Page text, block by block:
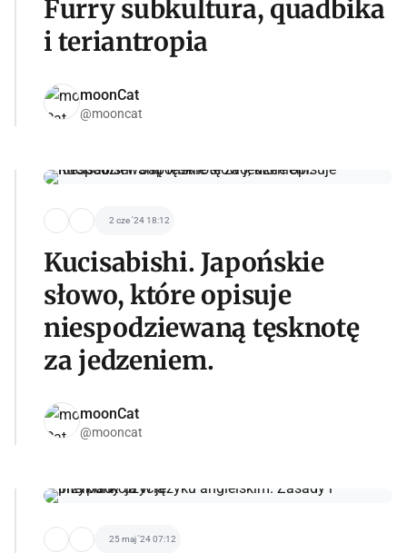
Furry subkultura, quadbika
i teriantropia
moonCat
@mooncat
2 cze '24 18:12
Kucisabishi. Japońskie
słowo, które opisuje
niespodziewaną tęsknotę
za jedzeniem.
moonCat
@mooncat
25 maj '24 07:12